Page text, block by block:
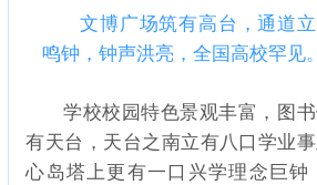
文博广场筑有高台，通道
鸣钟，钟声洪亮，全国高校罕见。
学校校园特色景观丰富，图
有天台，天台之南立有八口学业
心岛塔上更有一口兴学理念巨钟